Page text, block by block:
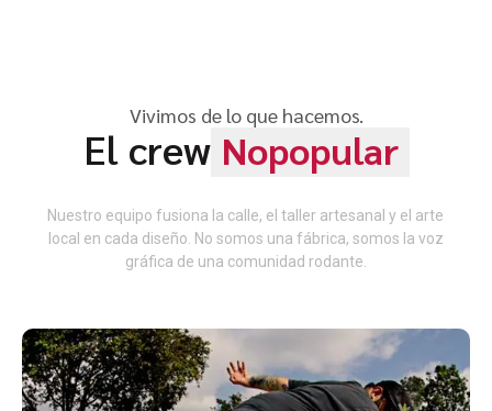
Vivimos de lo que hacemos.
El crew Nopopular
Nuestro equipo fusiona la calle, el taller artesanal y el arte
local en cada diseño. No somos una fábrica, somos la voz
gráfica de una comunidad rodante.